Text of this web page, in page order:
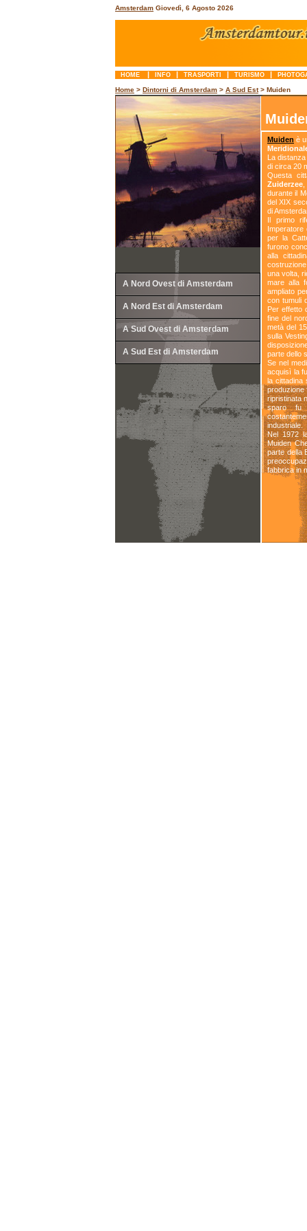
Amsterdam Giovedì, 6 Agosto 2026
HOME | INFO | TRASPORTI | TURISMO |
Home > Dintorni di Amsterdam > A Sud Est> Muiden
A Nord Ovest di Amsterdam
A Nord Est di Amsterdam
A Sud Ovest di Amsterdam
A Sud Est di Amsterdam
Muiden è
La
di circa 20
Questa
Zuiderzee
durante il
del XIX
di
Il primo
Imperatore
per la
furono
alla
una volta,
mare alla
ampliato
con tumuli
Per effetto
fine del
metà del
sulla
parte dello
Se nel
acquisì la
la cittadina
produzione
ripristinata
sparo fu
industriale.
Nel 1972
Muiden
parte della
fabbrica in